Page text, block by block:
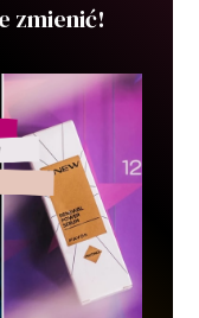
zmienić!